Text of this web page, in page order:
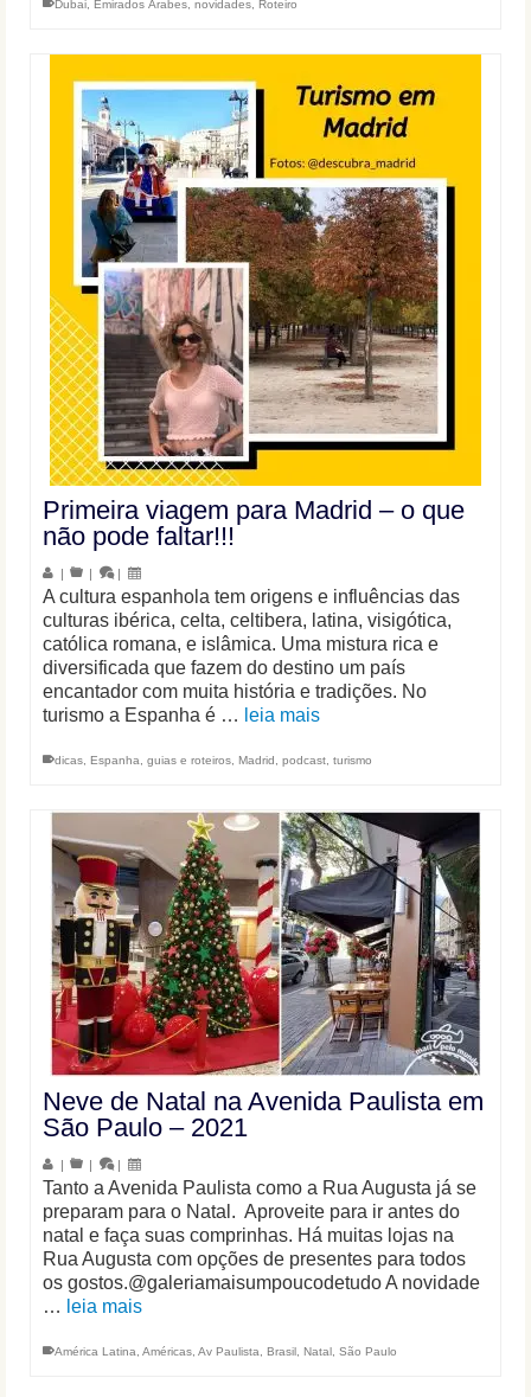
Dubai Emirados Árabes novidades Roteiro
Primeira viagem para Madrid – o que
não pode faltar!!!
| | |
A cultura espanhola tem origens e influências das
culturas ibérica, celta, celtibera, latina, visigótica,
católica romana, e islâmica. Uma mistura rica e
diversificada que fazem do destino um país
encantador com muita história e tradições. No
turismo a Espanha é … leia mais
dicas Espanha guias e roteiros Madrid podcast turismo
Neve de Natal na Avenida Paulista em
São Paulo – 2021
| | |
Tanto a Avenida Paulista como a Rua Augusta já se
preparam para o Natal. Aproveite para ir antes do
natal e faça suas comprinhas. Há muitas lojas na
Rua Augusta com opções de presentes para todos
os gostos.@galeriamaisumpoucodetudo A novidade
… leia mais
América Latina Américas Av Paulista Brasil Natal São Paulo